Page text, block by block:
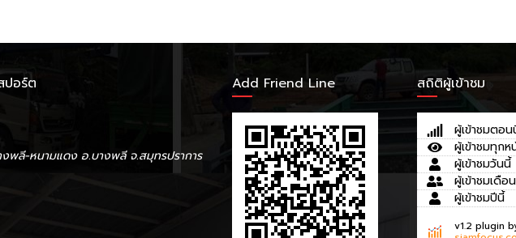
ปอร์ต
พลี-หนามแดง อ.บางพลี จ.สมุทรปราการ
Add Friend Line สถิติผู้เข้าชม
ผู้เข้าชมตอ
ผู้เข้าชมทุกห
ผู้เข้าชมวันนี้
ผู้เข้าชมเดือ
ผู้เข้าชมปีนี้
v1.2 plugin